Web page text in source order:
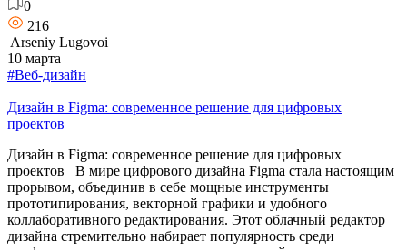
0
216
Arseniy Lugovoi
10 марта
#Веб-дизайн
Дизайн в Figma: современное решение для цифровых
проектов
Дизайн в Figma: современное решение для цифровых
проектов В мире цифрового дизайна Figma стала настоящим
прорывом, объединив в себе мощные инструменты
прототипирования, векторной графики и удобного
коллаборативного редактирования. Этот облачный редактор
дизайна стремительно набирает популярность среди